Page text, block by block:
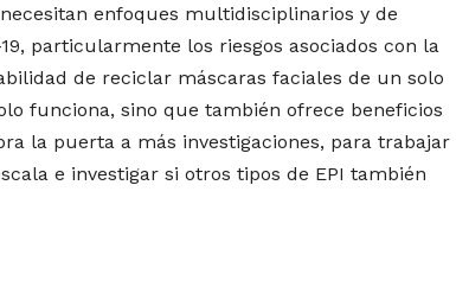
enfoques multidisciplinarios y de
particularmente los riesgos asociados con la
de reciclar máscaras faciales de un solo
funciona, sino que también ofrece beneficios
la puerta a más investigaciones, para trabajar
e investigar si otros tipos de EPI también